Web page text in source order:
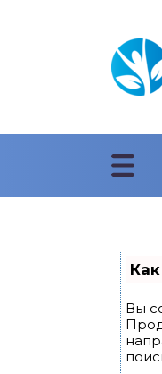
Вы
прически 2018
стрижки 2018